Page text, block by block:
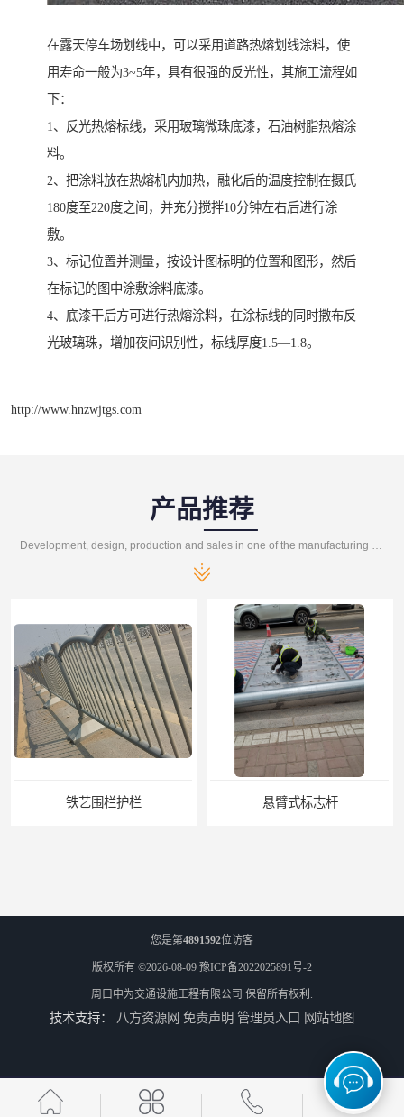
在露天停车场划线中，可以采用道路热熔划线涂料，使
用寿命一般为3~5年，具有很强的反光性，其施工流程如
下：
1、反光热熔标线，采用玻璃微珠底漆，石油树脂热熔涂
料。
2、把涂料放在热熔机内加热，融化后的温度控制在摄氏
180度至220度之间，并充分搅拌10分钟左右后进行涂
敷。
3、标记位置并测量，按设计图标明的位置和图形，然后
在标记的图中涂敷涂料底漆。
4、底漆干后方可进行热熔涂料，在涂标线的同时撒布反
光玻璃珠，增加夜间识别性，标线厚度1.5—1.8。
http://www.hnzwjtgs.com
产品推荐
Development, design, production and sales in one of the manufacturing enterprises
铁艺围栏护栏 悬臂式标志杆
您是第4891592位访客
版权所有 ©2026-08-09 豫ICP备2022025891号-2
周口中为交通设施工程有限公司 保留所有权利.
技术支持： 八方资源网 免责声明 管理员入口 网站地图